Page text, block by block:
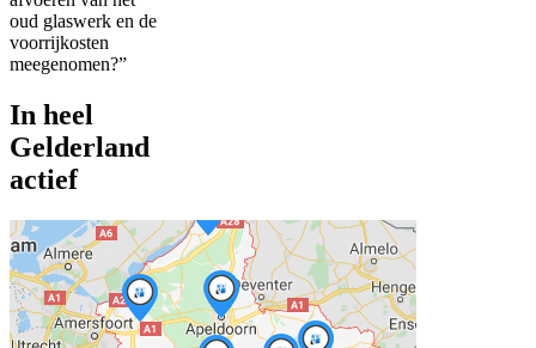
oud glaswerk en de
voorrijkosten
meegenomen?”
In heel
Gelderland
actief